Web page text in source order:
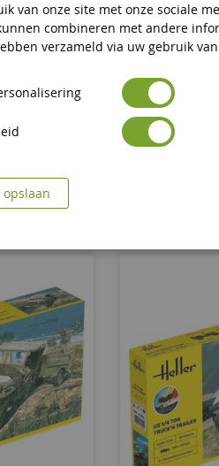
Voertuig Met
Vereist
Startpakket Met
van onze site met onze sociale
combineren met andere
verzameld via uw gebruik